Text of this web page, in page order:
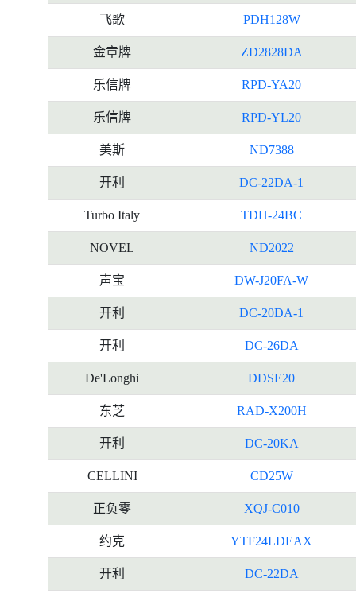
飞歌 PDH128W
金章牌 ZD2828DA
乐信牌 RPD-YA20
乐信牌 RPD-YL20
美斯 ND7388
开利 DC-22DA-1
Turbo Italy TDH-24BC
NOVEL ND2022
声宝 DW-J20FA-W
开利 DC-20DA-1
开利 DC-26DA
De'Longhi DDSE20
东芝 RAD-X200H
开利 DC-20KA
CELLINI CD25W
正负零 XQJ-C010
约克 YTF24LDEAX
开利 DC-22DA